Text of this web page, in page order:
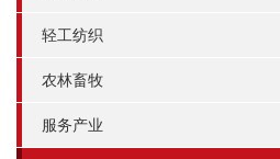
轻工纺织
农林畜牧
服务产业